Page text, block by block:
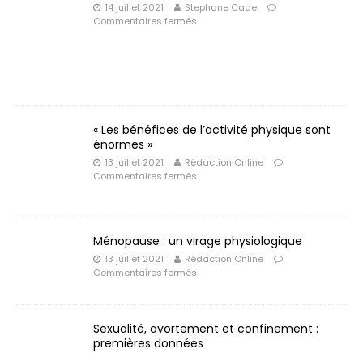
14 juillet 2021
Stephane Cade
Commentaires fermés
« Les bénéfices de l’activité physique sont
énormes »
13 juillet 2021
Rédaction Online
Commentaires fermés
Ménopause : un virage physiologique
13 juillet 2021
Rédaction Online
Commentaires fermés
Sexualité, avortement et confinement :
premières données